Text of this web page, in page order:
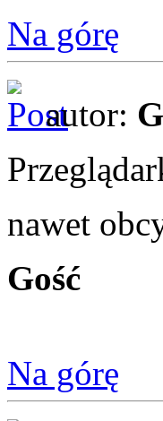
Na górę
autor:
nawet
Gość
Na górę